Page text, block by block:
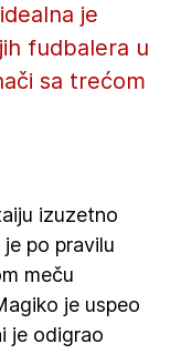
je
fudbalera u
sa trećom
izuzetno
po pravilu
meču
je uspeo
je odigrao